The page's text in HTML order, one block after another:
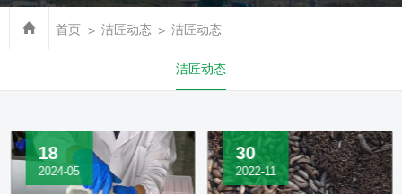
首页 洁匠动态 洁匠动态
洁匠动态
18
2024-05
30
2022-11